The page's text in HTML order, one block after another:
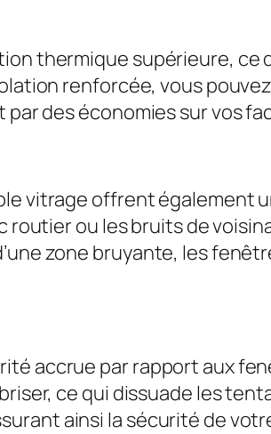
thermique supérieure, ce
renforcée, vous
des économies sur vos
vitrage offrent également
ou les bruits de
zone bruyante, les
accrue par rapport aux
ce qui dissuade les
ainsi la sécurité de